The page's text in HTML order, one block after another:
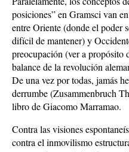
posiciones” en Gramsci van
entre Oriente (donde el poder
difícil de mantener) y
preocupación (ver a propósito
balance de la revolución
De una vez por todas, jamás
derrumbe (Zusammenbruch
libro de Giacomo Marramao.
Contra las visiones
contra el inmovilismo